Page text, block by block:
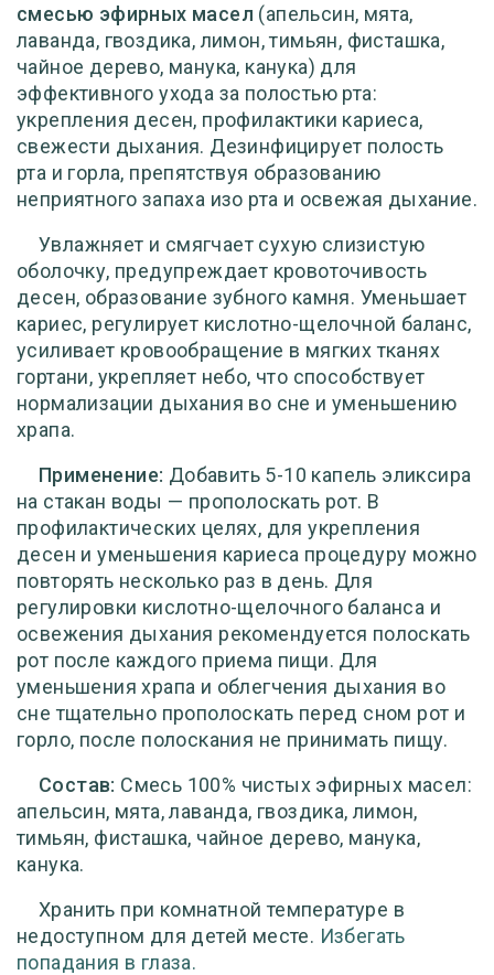
смесью эфирных масел (апельсин, мята,
лаванда, гвоздика, лимон, тимьян, фисташка,
чайное дерево, манука, канука) для
эффективного ухода за полостью рта:
укрепления десен, профилактики кариеса,
свежести дыхания. Дезинфицирует полость
рта и горла, препятствуя образованию
неприятного запаха изо рта и освежая дыхание.
Увлажняет и смягчает сухую слизистую
оболочку, предупреждает кровоточивость
десен, образование зубного камня. Уменьшает
кариес, регулирует кислотно-щелочной баланс,
усиливает кровообращение в мягких тканях
гортани, укрепляет небо, что способствует
нормализации дыхания во сне и уменьшению
храпа.
Применение: Добавить 5-10 капель эликсира
на стакан воды — прополоскать рот. В
профилактических целях, для укрепления
десен и уменьшения кариеса процедуру можно
повторять несколько раз в день. Для
регулировки кислотно-щелочного баланса и
освежения дыхания рекомендуется полоскать
рот после каждого приема пищи. Для
уменьшения храпа и облегчения дыхания во
сне тщательно прополоскать перед сном рот и
горло, после полоскания не принимать пищу.
Состав: Смесь 100% чистых эфирных масел:
апельсин, мята, лаванда, гвоздика, лимон,
тимьян, фисташка, чайное дерево, манука,
канука.
Хранить при комнатной температуре в
недоступном для детей месте. Избегать
попадания в глаза.